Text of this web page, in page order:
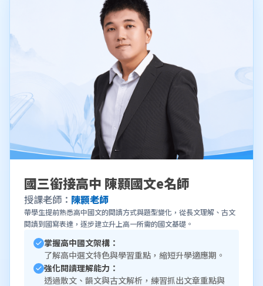
國三銜接高中 陳顥國文e名師
授課老師： 陳顥老師
帶學生提前熟悉高中國文的閱讀方式與題型變化，從長文理解、古文
閱讀到國寫表達，逐步建立升上高一所需的國文基礎。
掌握高中國文架構：
了解高中選文特色與學習重點，縮短升學適應期。
強化閱讀理解能力：
透過散文、韻文與古文解析，練習抓出文章重點與